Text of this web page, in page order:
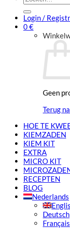
naar:
Login /
0€
Geen
Terug
HOE TE
KIEMZADEN
KIEM KIT
EXTRA
MICRO KIT
RECEPTEN
BLOG
Nederlands
Deutsch
Français